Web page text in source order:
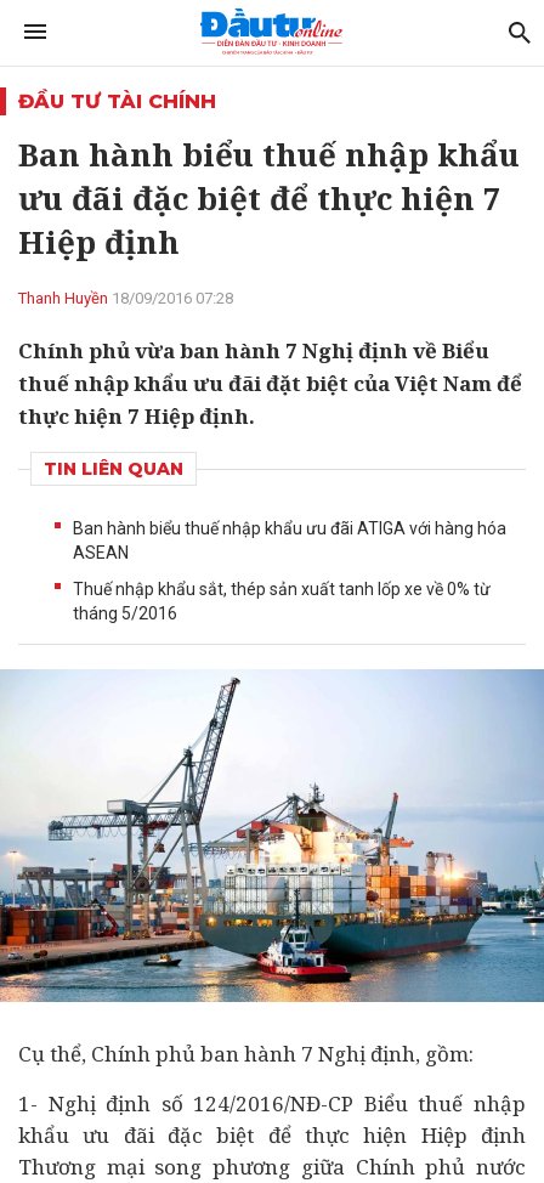
ĐẦU TƯ TÀI CHÍNH
Ban hành biểu thuế nhập khẩu
ưu đãi đặc biệt để thực hiện 7
Hiệp định
Thanh Huyền 18/09/2016 07:28
Chính phủ vừa ban hành 7 Nghị định về Biểu
thuế nhập khẩu ưu đãi đặt biệt của Việt Nam để
thực hiện 7 Hiệp định.
TIN LIÊN QUAN
Ban hành biểu thuế nhập khẩu ưu đãi ATIGA với hàng hóa
ASEAN
Thuế nhập khẩu sắt, thép sản xuất tanh lốp xe về 0% từ
tháng 5/2016
Cụ thể, Chính phủ ban hành 7 Nghị định, gồm:
1- Nghị định số 124/2016/NĐ-CP Biểu thuế nhập
khẩu ưu đãi đặc biệt để thực hiện Hiệp định
Thương mại song phương giữa Chính phủ nước